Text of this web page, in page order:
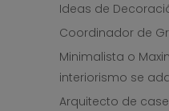
Ideas de
Coordinador de
Minimalista o
interiorismo se
Arquitecto de